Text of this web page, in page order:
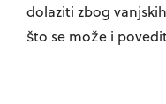
dolaziti zbog
što se može i